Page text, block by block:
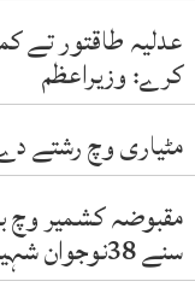
عدلیہ طاقتور تے
کرے: وزیراعظم
مٹیاری وچ رشتے دے
سنے 38نوجوان شہید کر دتے